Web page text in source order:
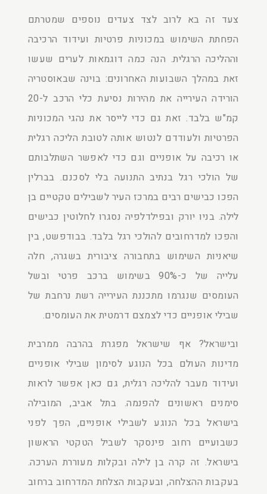
צעד זה בא לרוב לצד צעדים נוספים שמטרתם
הפחתת השימוש במכוניות פרטיות ועידוד הרכיבה
וההליכה הרגלית. הנה כמה דוגמאות לערים שעשו
זאת במהלך השבועות האחרונים: בוינה שבאוסטריה
הורידה העירייה את מהירות נסיעת כלי הרכב ל-20
קמ"ש בלבד. זאת גם כדי לייסר את נהגי המכוניות
הפרטיות ולעודדם לנטוש אותה לטובת הליכה רגלית
או רכיבה על אופניים וגם כדי לאפשר השתלבותם
של הולכי רגל בנתיב התנועה בלי לסכנם. בברלין
הפכו כבישים רבים במרכז העיר לשבילים טקטיים בן
לילה. בניו יורק ובפילדלפיה נסגרו לחלוטין כבישים
והפכו למדרחובים להולכי רגל בלבד. בבודפשט, בין
שיאניות השימוש בתחבורה ציבורית בשגרה, חלה
עלייה של כ-90% בשימוש ברכב פרטי ובשל
העומסים שנגרמו מתכננת העירייה רשת נרחבת של
שבילי אופניים כדי לצמצם דרמטית את העומסים.
ובישראל? אף שישראל מפגרת בהרבה ממרבית
מדינות העולם בכל הנוגע לסימון שבילי אופניים
ועידוד מעבר להליכה רגלית, גם כאן אפשר לראות
סימנים ראשונים להפנמה. בתל אביב, המובילה
בישראל בכל הנוגע לשבילי אופניים, הפך לפני
כשבועיים רחוב פינסקר לשביל הטקטי הראשון
בישראל. זה קרה בן לילה ובקלות מעוררת הערכה.
בעקבות ההצלחה, ובעקבות הצלחת המדרחוב ברחוב